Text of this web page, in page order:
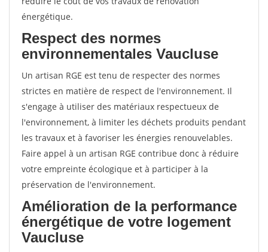
énergétique.
Respect des normes
environnementales Vaucluse
Un artisan RGE est tenu de respecter des normes
strictes en matière de respect de l'environnement. Il
s'engage à utiliser des matériaux respectueux de
l'environnement, à limiter les déchets produits pendant
les travaux et à favoriser les énergies renouvelables.
Faire appel à un artisan RGE contribue donc à réduire
votre empreinte écologique et à participer à la
préservation de l'environnement.
Amélioration de la performance
énergétique de votre logement
Vaucluse